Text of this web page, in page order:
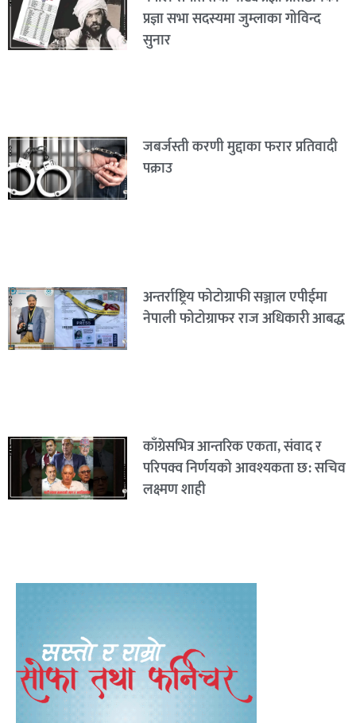
प्रज्ञा सभा सदस्यमा जुम्लाका गोविन्द
सुनार
जबर्जस्ती करणी मुद्दाका फरार प्रतिवादी
पक्राउ
अन्तर्राष्ट्रिय फोटोग्राफी सञ्जाल एपीईमा
नेपाली फोटोग्राफर राज अधिकारी आबद्ध
काँग्रेसभित्र आन्तरिक एकता, संवाद र
परिपक्व निर्णयको आवश्यकता छ: सचिव
लक्ष्मण शाही